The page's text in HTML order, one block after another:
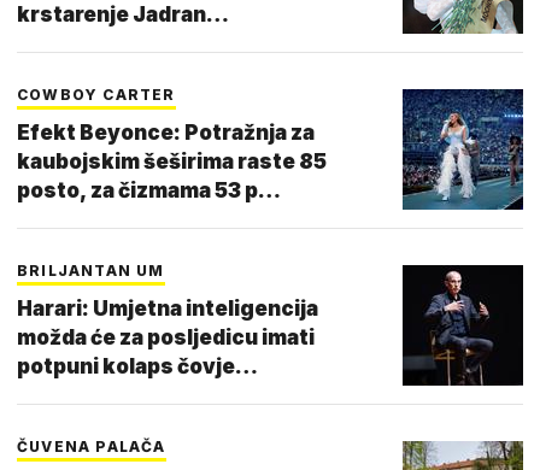
krstarenje Jadran…
COWBOY CARTER
Efekt Beyonce: Potražnja za
kaubojskim šeširima raste 85
posto, za čizmama 53 p…
BRILJANTAN UM
Harari: Umjetna inteligencija
možda će za posljedicu imati
potpuni kolaps čovje…
ČUVENA PALAČA